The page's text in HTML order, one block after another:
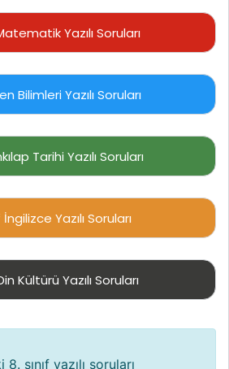
Yazılı Soruları
Bilimleri Yazılı Soruları
Tarihi Yazılı Soruları
İngilizce Yazılı Soruları
Kültürü Yazılı Soruları
sınıf yazılı soruları